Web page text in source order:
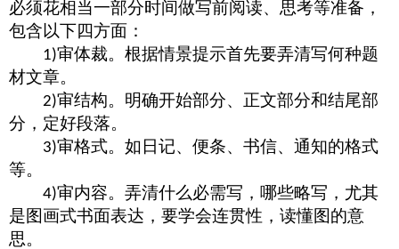
必须花相当一部分时间做写前阅读、思考等准备，
包含以下四方面：
1)审体裁。根据情景提示首先要弄清写何种题
材文章。
2)审结构。明确开始部分、正文部分和结尾部
分，定好段落。
3)审格式。如日记、便条、书信、通知的格式
等。
4)审内容。弄清什么必需写，哪些略写，尤其
是图画式书面表达，要学会连贯性，读懂图的意
思。